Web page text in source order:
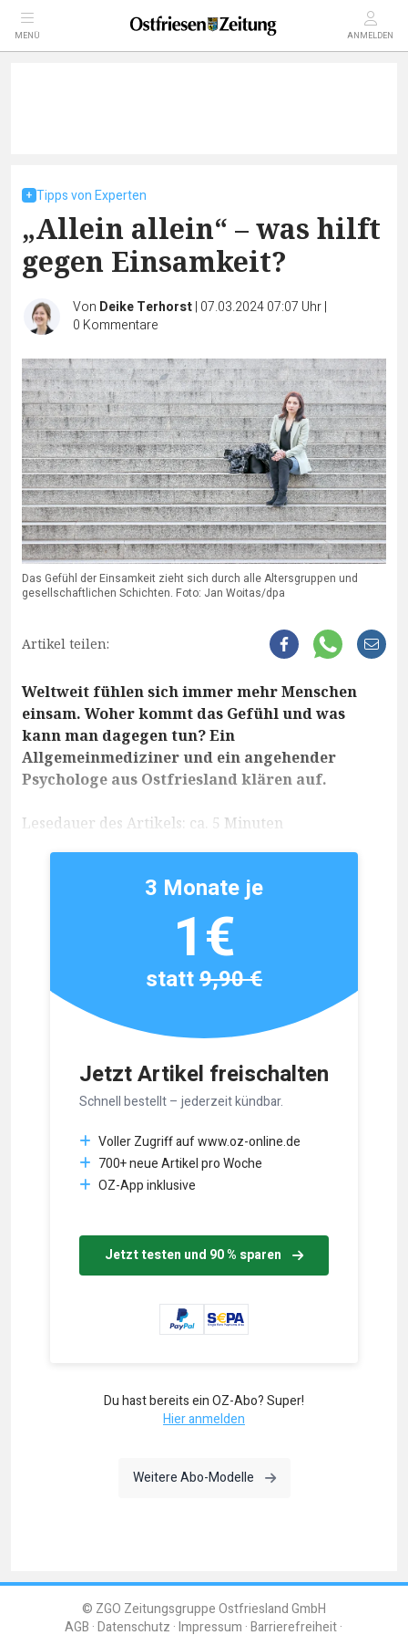
MENÜ ANMELDEN
Tipps von Experten
„Allein allein“ – was hilft
gegen Einsamkeit?
Von Deike Terhorst| 07.03.2024 07:07 Uhr|
0 Kommentare
Das Gefühl der Einsamkeit zieht sich durch alle Altersgruppen und
gesellschaftlichen Schichten. Foto: Jan Woitas/dpa
Artikel teilen:
Weltweit fühlen sich immer mehr Menschen
einsam. Woher kommt das Gefühl und was
kann man dagegen tun? Ein
Allgemeinmediziner und ein angehender
Psychologe aus Ostfriesland klären auf.
Lesedauer des Artikels: ca. 5 Minuten
Jetzt Artikel freischalten
Schnell bestellt – jederzeit kündbar.
Voller Zugriff auf www.oz-online.de
700+ neue Artikel pro Woche
OZ-App inklusive
Jetzt testen und 90 % sparen
3 Monate je
1€
statt9,90 €
Du hast bereits ein OZ-Abo? Super!
Hier anmelden
Weitere Abo-Modelle
© ZGO Zeitungsgruppe Ostfriesland GmbH
AGB Datenschutz Impressum Barrierefreiheit